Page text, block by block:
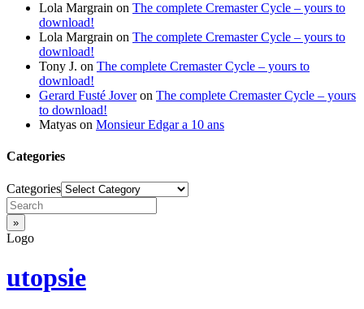
Lola Margrain on The complete Cremaster Cycle – yours to
download!
Lola Margrain on The complete Cremaster Cycle – yours to
download!
Tony J. on The complete Cremaster Cycle – yours to
download!
Gerard Fusté Joveron The complete Cremaster Cycle – yours
to download!
Matyas on Monsieur Edgar a 10 ans
Categories
Categories
Logo
utopsie